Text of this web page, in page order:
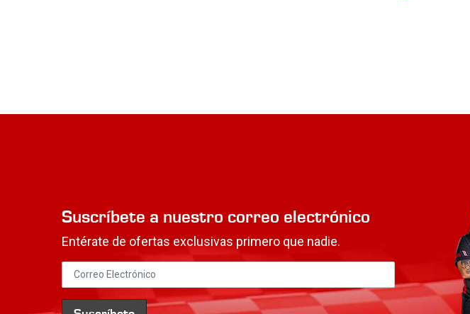
Suscríbete a nuestro correo electrónico
Entérate de ofertas exclusivas primero que nadie.